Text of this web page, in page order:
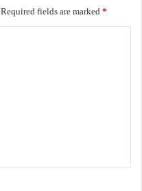
Required fields are marked *